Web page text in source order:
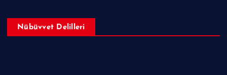
Nübüvvet Delilleri